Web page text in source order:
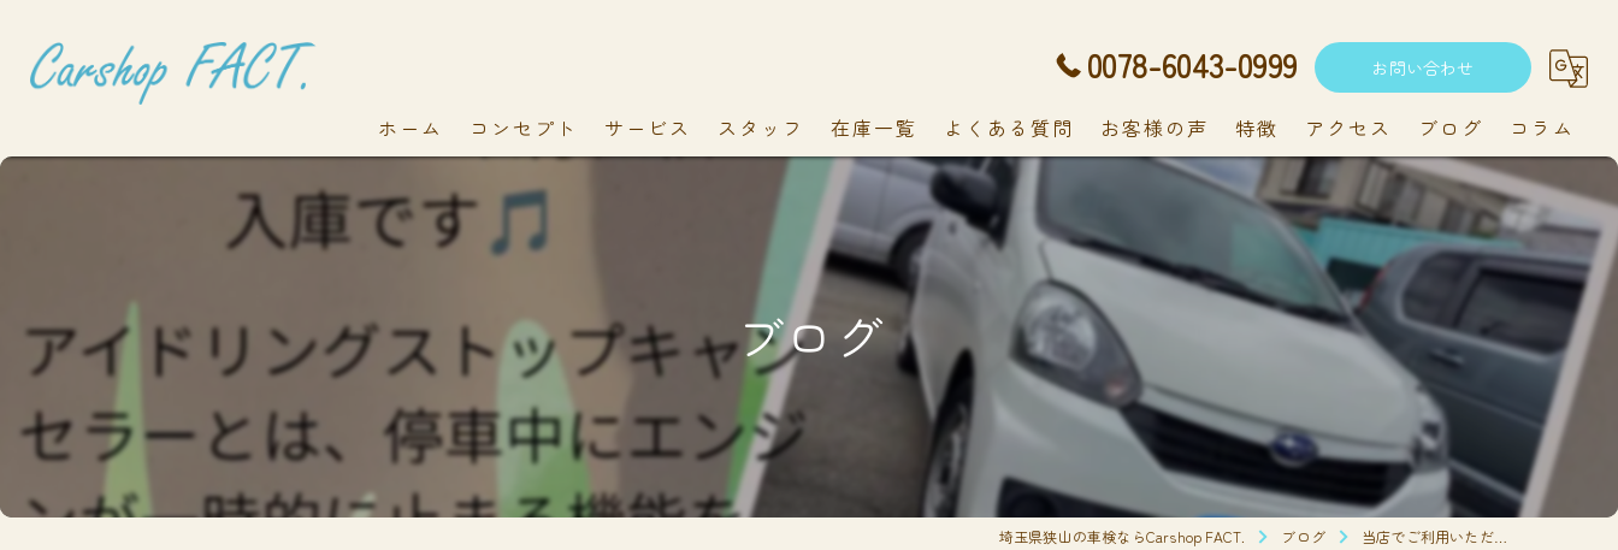
0078-6043-0999 お問い合わせ
ホーム コンセプト サービス スタッフ 在庫一覧 よくある質問 お客様の声 特徴
中古車
軽自動車
新車
メンテナンス
アクセス ブログ コラム
ブログ
埼玉県狭山の車検ならCarshop FACT. ブログ 当店でご利用いただ…